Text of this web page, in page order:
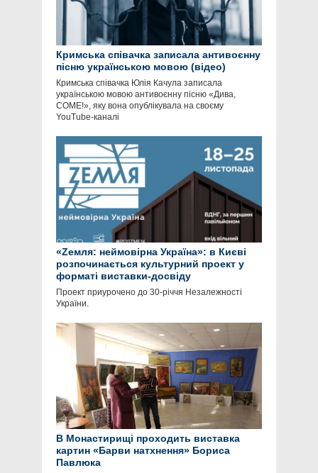
Кримська співачка записала антивоєнну
пісню українською мовою (відео)
Кримська співачка Юлія Качула записала
українською мовою антивоєнну пісню «Дива,
COME!», яку вона опублікувала на своєму
YouTube-каналі
«Zeмля: неймовірна Україна»: в Києві
розпочинається культурний проект у
форматі виставки-досвіду
Проект приурочено до 30-річчя Незалежності
України.
В Монастирищі проходить виставка
картин «Барви натхнення» Бориса
Павлюка